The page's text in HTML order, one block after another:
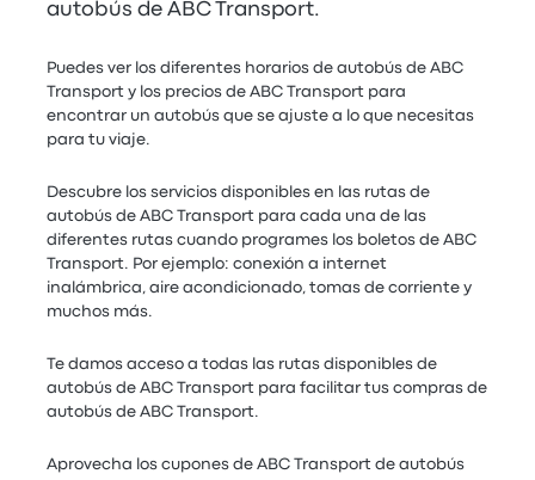
autobús de ABC Transport.
Puedes ver los diferentes horarios de autobús de ABC
Transport y los precios de ABC Transport para
encontrar un autobús que se ajuste a lo que necesitas
para tu viaje.
Descubre los servicios disponibles en las rutas de
autobús de ABC Transport para cada una de las
diferentes rutas cuando programes los boletos de ABC
Transport. Por ejemplo: conexión a internet
inalámbrica, aire acondicionado, tomas de corriente y
muchos más.
Te damos acceso a todas las rutas disponibles de
autobús de ABC Transport para facilitar tus compras de
autobús de ABC Transport.
Aprovecha los cupones de ABC Transport de autobús